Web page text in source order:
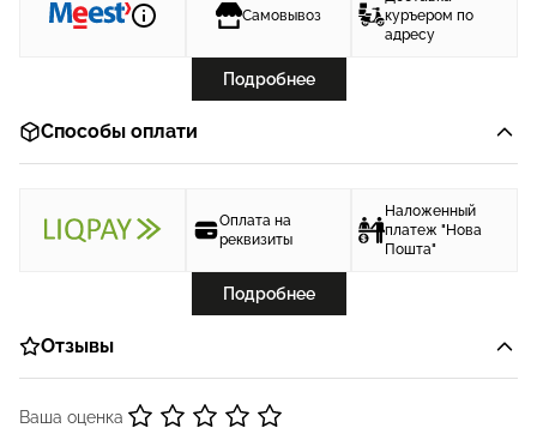
Самовывоз
куръером по
адресу
Подробнее
Способы оплати
Оплата на
реквизиты
Наложенный
платеж "Нова
Пошта"
Подробнее
Отзывы
Ваша оценка